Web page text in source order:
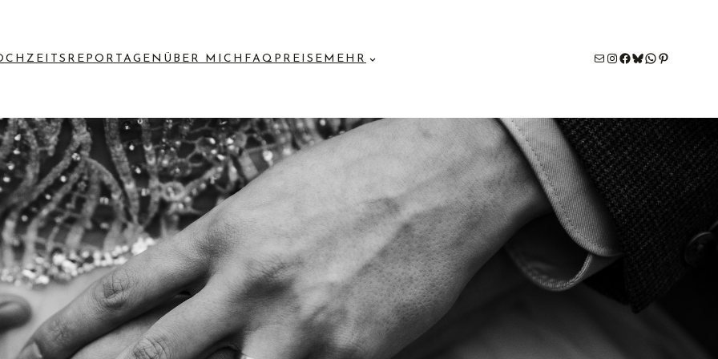
ÜBER MICH FAQ PREISE MEHR E-Mail # # Bluesky WhatsApp Pinterest